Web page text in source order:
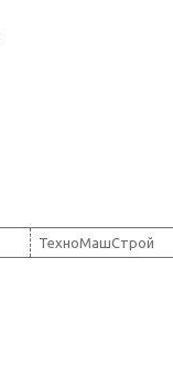
ТехноМашСтрой